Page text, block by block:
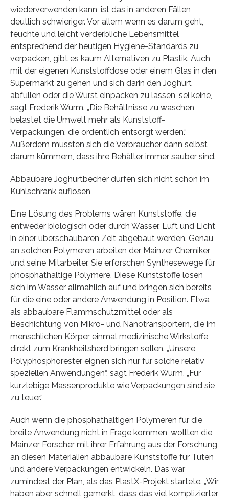
wiederverwenden kann, ist das in anderen Fällen
deutlich schwieriger. Vor allem wenn es darum geht,
feuchte und leicht verderbliche Lebensmittel
entsprechend der heutigen Hygiene-Standards zu
verpacken, gibt es kaum Alternativen zu Plastik. Auch
mit der eigenen Kunststoffdose oder einem Glas in den
Supermarkt zu gehen und sich darin den Joghurt
abfüllen oder die Wurst einpacken zu lassen, sei keine,
sagt Frederik Wurm. „Die Behältnisse zu waschen,
belastet die Umwelt mehr als Kunststoff-
Verpackungen, die ordentlich entsorgt werden.“
Außerdem müssten sich die Verbraucher dann selbst
darum kümmern, dass ihre Behälter immer sauber sind.
Abbaubare Joghurtbecher dürfen sich nicht schon im
Kühlschrank auflösen
Eine Lösung des Problems wären Kunststoffe, die
entweder biologisch oder durch Wasser, Luft und Licht
in einer überschaubaren Zeit abgebaut werden. Genau
an solchen Polymeren arbeiten der Mainzer Chemiker
und seine Mitarbeiter. Sie erforschen Synthesewege für
phosphathaltige Polymere. Diese Kunststoffe lösen
sich im Wasser allmählich auf und bringen sich bereits
für die eine oder andere Anwendung in Position. Etwa
als abbaubare Flammschutzmittel oder als
Beschichtung von Mikro- und Nanotransportern, die im
menschlichen Körper einmal medizinische Wirkstoffe
direkt zum Krankheitsherd bringen sollen. „Unsere
Polyphosphorester eignen sich nur für solche relativ
speziellen Anwendungen“, sagt Frederik Wurm. „Für
kurzlebige Massenprodukte wie Verpackungen sind sie
zu teuer.“
Auch wenn die phosphathaltigen Polymeren für die
breite Anwendung nicht in Frage kommen, wollten die
Mainzer Forscher mit ihrer Erfahrung aus der Forschung
an diesen Materialien abbaubare Kunststoffe für Tüten
und andere Verpackungen entwickeln. Das war
zumindest der Plan, als das PlastX-Projekt startete. „Wir
haben aber schnell gemerkt, dass das viel komplizierter